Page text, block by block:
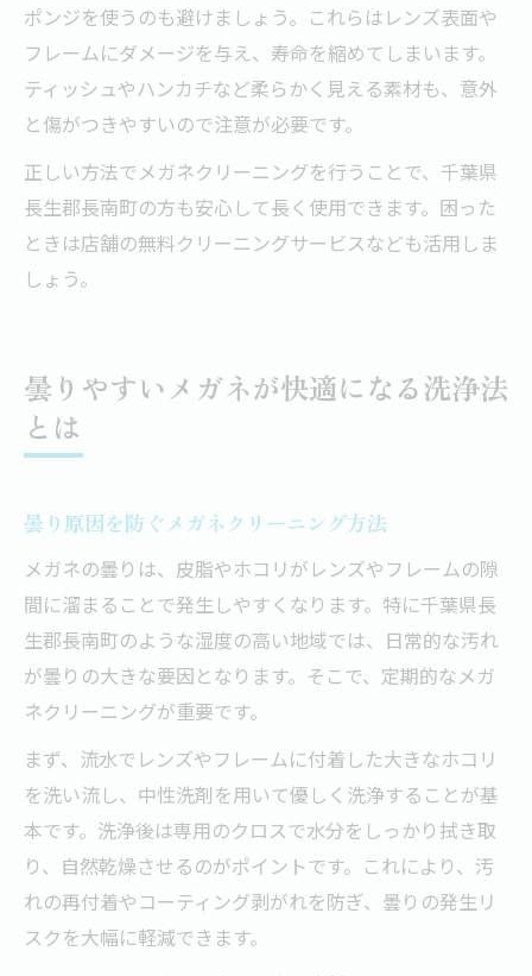
ポンジを使うのも避けましょう。これらはレンズ表面や
フレームにダメージを与え、寿命を縮めてしまいます。
ティッシュやハンカチなど柔らかく見える素材も、意外
と傷がつきやすいので注意が必要です。
正しい方法でメガネクリーニングを行うことで、千葉県
長生郡長南町の方も安心して長く使用できます。困った
ときは店舗の無料クリーニングサービスなども活用しま
しょう。
曇りやすいメガネが快適になる洗浄法
とは
曇り原因を防ぐメガネクリーニング方法
メガネの曇りは、皮脂やホコリがレンズやフレームの隙
間に溜まることで発生しやすくなります。特に千葉県長
生郡長南町のような湿度の高い地域では、日常的な汚れ
が曇りの大きな要因となります。そこで、定期的なメガ
ネクリーニングが重要です。
まず、流水でレンズやフレームに付着した大きなホコリ
を洗い流し、中性洗剤を用いて優しく洗浄することが基
本です。洗浄後は専用のクロスで水分をしっかり拭き取
り、自然乾燥させるのがポイントです。これにより、汚
れの再付着やコーティング剥がれを防ぎ、曇りの発生リ
スクを大幅に軽減できます。